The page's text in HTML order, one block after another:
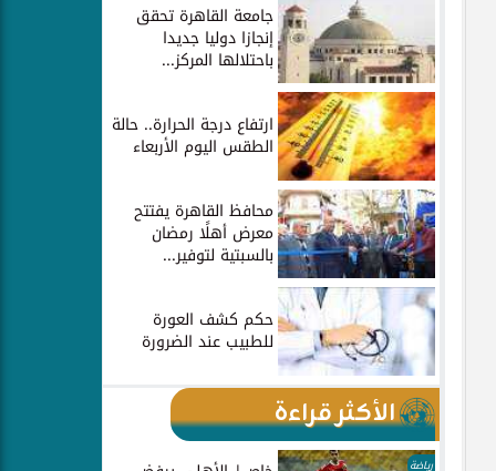
جامعة القاهرة تحقق
إنجازا دوليا جديدا
باحتلالها المركز...
ارتفاع درجة الحرارة.. حالة
الطقس اليوم الأربعاء
محافظ القاهرة يفتتح
معرض أهلًا رمضان
بالسبتية لتوفير...
حكم كشف العورة
للطبيب عند الضرورة
الأكثر قراءة
رياضة